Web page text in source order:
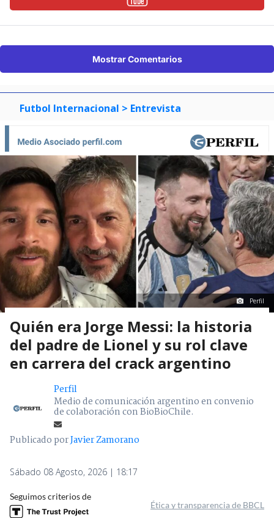
Mostrar Comentarios
Futbol Internacional > Entrevista
Perfil
Quién era Jorge Messi: la historia
del padre de Lionel y su rol clave
en carrera del crack argentino
Perfil
Medio de comunicación argentino en convenio
de colaboración con BioBioChile.
Publicado porJavier Zamorano
Sábado 08 Agosto, 2026 | 18:17
Seguimos criterios de
Ética y transparencia de BBCL